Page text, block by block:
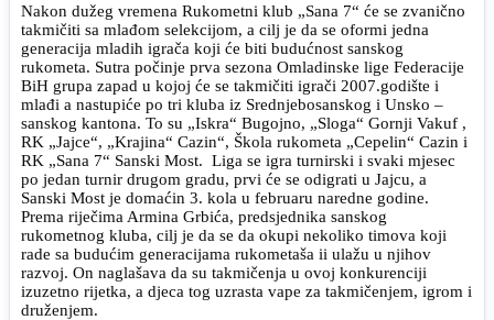
Nakon dužeg vremena Rukometni klub „Sana 7“ će se zvanično
takmičiti sa mlađom selekcijom, a cilj je da se oformi jedna
generacija mladih igrača koji će biti budućnost sanskog
rukometa. Sutra počinje prva sezona Omladinske lige Federacije
BiH grupa zapad u kojoj će se takmičiti igrači 2007.godište i
mlađi a nastupiće po tri kluba iz Srednjebosanskog i Unsko –
sanskog kantona. To su „Iskra“ Bugojno, „Sloga“ Gornji Vakuf ,
RK „Jajce“, „Krajina“ Cazin“, Škola rukometa „Cepelin“ Cazin i
RK „Sana 7“ Sanski Most. Liga se igra turnirski i svaki mjesec
po jedan turnir drugom gradu, prvi će se odigrati u Jajcu, a
Sanski Most je domaćin 3. kola u februaru naredne godine.
Prema riječima Armina Grbića, predsjednika sanskog
rukometnog kluba, cilj je da se da okupi nekoliko timova koji
rade sa budućim generacijama rukometaša ii ulažu u njihov
razvoj. On naglašava da su takmičenja u ovoj konkurenciji
izuzetno rijetka, a djeca tog uzrasta vape za takmičenjem, igrom i
druženjem.